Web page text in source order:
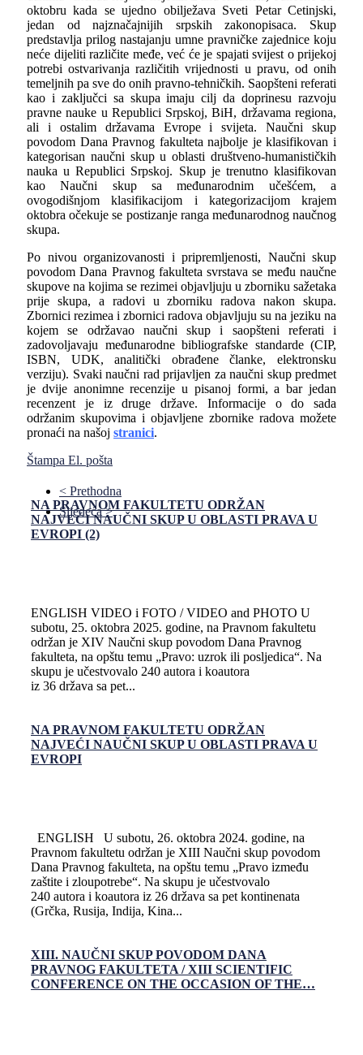
oktobru kada se ujedno obilјežava Sveti Petar Cetinjski,
jedan od najznačajnijih srpskih zakonopisaca. Skup
predstavlјa prilog nastajanju umne pravničke zajednice koju
neće dijeliti različite međe, već će je spajati svijest o prijekoj
potrebi ostvarivanja različitih vrijednosti u pravu, od onih
temelјnih pa sve do onih pravno-tehničkih. Saopšteni referati
kao i zaklјučci sa skupa imaju cilј da doprinesu razvoju
pravne nauke u Republici Srpskoj, BiH, državama regiona,
ali i ostalim državama Evrope i svijeta. Naučni skup
povodom Dana Pravnog fakulteta najbolјe je klasifikovan i
kategorisan naučni skup u oblasti društveno-humanističkih
nauka u Republici Srpskoj. Skup je trenutno klasifikovan
kao Naučni skup sa međunarodnim učešćem, a
ovogodišnjom klasifikacijom i kategorizacijom krajem
oktobra očekuje se postizanje ranga međunarodnog naučnog
skupa.
Po nivou organizovanosti i pripremlјenosti, Naučni skup
povodom Dana Pravnog fakulteta svrstava se među naučne
skupove na kojima se rezimei objavlјuju u zborniku sažetaka
prije skupa, a radovi u zborniku radova nakon skupa.
Zbornici rezimea i zbornici radova objavlјuju su na jeziku na
kojem se održavao naučni skup i saopšteni referati i
zadovolјavaju međunarodne bibliografske standarde (CIP,
ISBN, UDK, analitički obrađene članke, elektronsku
verziju). Svaki naučni rad prijavlјen za naučni skup predmet
je dvije anonimne recenzije u pisanoj formi, a bar jedan
recenzent je iz druge države. Informacije o do sada
održanim skupovima i objavlјene zbornike radova možete
pronaći na našoj stranici.
Štampa El. pošta
< Prethodna
Sljedeća >
NA PRAVNOM FAKULTETU ODRŽAN
NAJVEĆI NAUČNI SKUP U OBLASTI PRAVA U
EVROPI (2)
ENGLISH VIDEO i FOTO / VIDEO and PHOTO U
subotu, 25. oktobra 2025. godine, na Pravnom fakultetu
održan je XIV Naučni skup povodom Dana Pravnog
fakulteta, na opštu temu „Pravo: uzrok ili posljedica“. Na
skupu je učestvovalo 240 autora i koautora
iz 36 država sa pet...
NA PRAVNOM FAKULTETU ODRŽAN
NAJVEĆI NAUČNI SKUP U OBLASTI PRAVA U
EVROPI
ENGLISH U subotu, 26. oktobra 2024. godine, na
Pravnom fakultetu održan je XIII Naučni skup povodom
Dana Pravnog fakulteta, na opštu temu „Pravo između
zaštite i zloupotrebe“. Na skupu je učestvovalo
240 autora i koautora iz 26 država sa pet kontinenata
(Grčka, Rusija, Indija, Kina...
XIII. NAUČNI SKUP POVODOM DANA
PRAVNOG FAKULTETA / XIII SCIENTIFIC
CONFERENCE ON THE OCCASION OF THE…